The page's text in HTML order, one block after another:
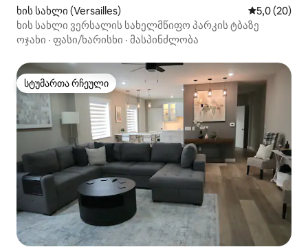
ხის სახლი (Versailles) საშუალო
5,0 (20)
ხის სახლი ვერსალის სახელმწიფო პარკის ტბაზე
ოჯახი · ფასი/ხარისხი · მასპინძლობა
სტუმართა რჩეული
სტუმართა რჩეული